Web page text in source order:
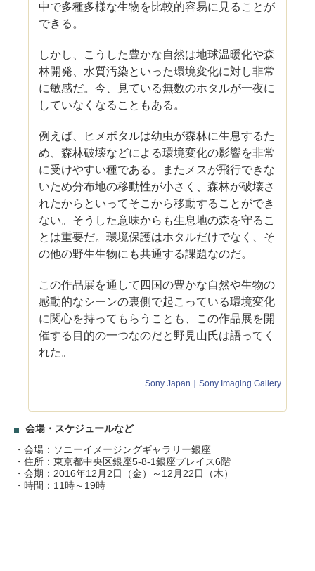
中で多種多様な生物を比較的容易に見ることが
できる。
しかし、こうした豊かな自然は地球温暖化や森
林開発、水質汚染といった環境変化に対し非常
に敏感だ。今、見ている無数のホタルが一夜に
していなくなることもある。
例えば、ヒメボタルは幼虫が森林に生息するた
め、森林破壊などによる環境変化の影響を非常
に受けやすい種である。またメスが飛行できな
いため分布地の移動性が小さく、森林が破壊さ
れたからといってそこから移動することができ
ない。そうした意味からも生息地の森を守るこ
とは重要だ。環境保護はホタルだけでなく、そ
の他の野生生物にも共通する課題なのだ。
この作品展を通して四国の豊かな自然や生物の
感動的なシーンの裏側で起こっている環境変化
に関心を持ってもらうことも、この作品展を開
催する目的の一つなのだと野見山氏は語ってく
れた。
Sony Japan｜Sony Imaging Gallery
会場・スケジュールなど
・会場：ソニーイメージングギャラリー銀座
・住所：東京都中央区銀座5-8-1銀座プレイス6階
・会期：2016年12月2日（金）～12月22日（木）
・時間：11時～19時